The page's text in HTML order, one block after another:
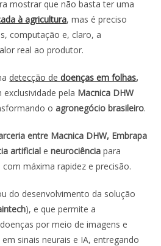
mostrar que não basta ter uma
à agricultura, mas é preciso
computação e, claro, a
real ao produtor.
detecção dedoenças em folhas,
pela Macnica DHW
oagronegócio brasileiro.
entre Macnica DHW, Embrapa
artificial eneurociência para
máxima rapidez e precisão.
do desenvolvimento da solução
), e que permite a
por meio de imagens e
sinais neurais e IA, entregando